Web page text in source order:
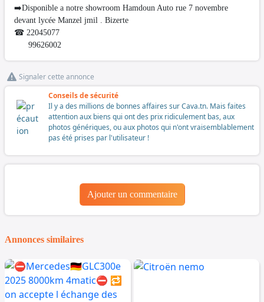
➡️Disponible a notre showroom Hamdoun Auto rue 7 novembre
devant lycée Manzel jmil . Bizerte
☎ 22045077
99626002
Signaler cette annonce
Conseils de sécurité
Il y a des millions de bonnes affaires sur Cava.tn. Mais faites
attention aux biens qui ont des prix ridiculement bas, aux
photos génériques, ou aux photos qui n'ont vraisemblablement
pas été prises par l'utilisateur !
Ajouter un commentaire
Annonces similaires